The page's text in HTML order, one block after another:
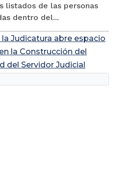
listados de las personas
dentro del...
Judicatura abre espacio
la Construcción del
del Servidor Judicial